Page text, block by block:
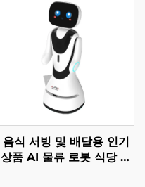
음식 서빙 및 배달용 인기
상품 AI 물류 로봇 식당 및